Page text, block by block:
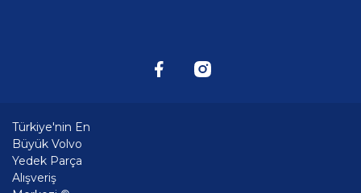
Türkiye'nin En
Büyük Volvo
Yedek Parça
Alışveriş